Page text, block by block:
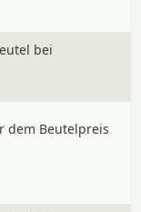
bei
dem Beutelpreis